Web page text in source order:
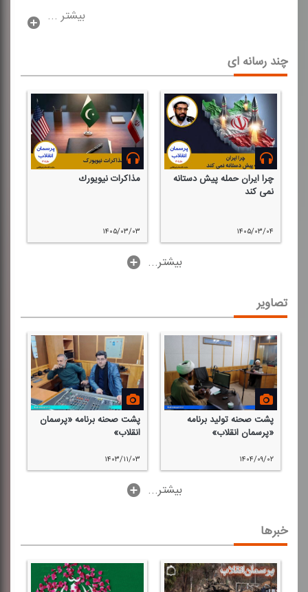
بیشتر ...
چند رسانه ای
چرا ایران حمله پیش دستانه
نمی كند
۱۴۰۵/۰۳/۰۴
مذاكرات نیویورك
۱۴۰۵/۰۳/۰۳
...بیشتر
تصاویر
پشت صحنه تولید برنامه
«پرسمان انقلاب»
۱۴۰۴/۰۹/۰۲
پشت صحنه برنامه «پرسمان
انقلاب»
۱۴۰۳/۱۱/۰۳
...بیشتر
خبرها